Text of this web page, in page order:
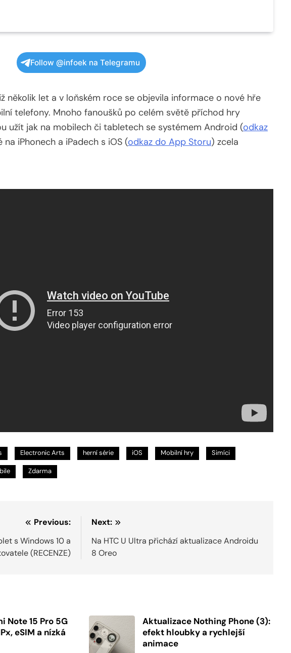
Follow @infoek na Telegramu
několik let a v loňském roce se objevila informace o nové hře
telefony. Mnoho fanoušků po celém světě příchod hry
užít jak na mobilech či tabletech se systémem Android (odkaz
na iPhonech a iPadech s iOS (odkaz do App Storu) zcela
Electronic Arts herní série iOS Mobilní hry Simíci
Zdarma
Previous:
s Windows 10 a
(RECENZE)
Next:
Na HTC U Ultra přichází aktualizace Androidu
8 Oreo
Note 15 Pro 5G
eSIM a nízká
Aktualizace Nothing Phone (3):
efekt hloubky a rychlejší
animace